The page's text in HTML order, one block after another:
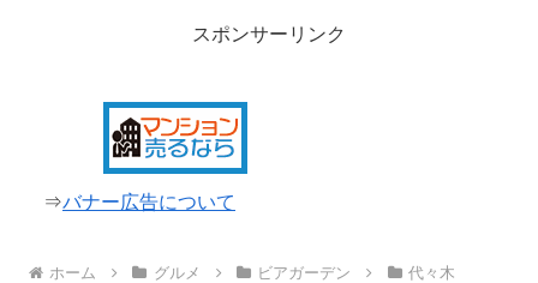
スポンサーリンク
⇒バナー広告について
ホーム グルメ ビアガーデン
代々木